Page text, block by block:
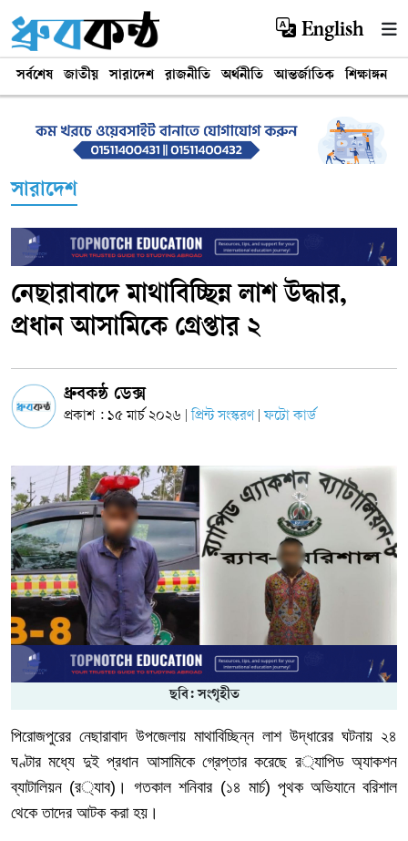
English
সর্বশেষ জাতীয় সারাদেশ রাজনীতি অর্থনীতি আন্তর্জাতিক শিক্ষাঙ্গন
সারাদেশ
নেছারাবাদে মাথাবিচ্ছিন্ন লাশ উদ্ধার,
প্রধান আসামিকে গ্রেপ্তার ২
ধ্রুবকন্ঠ ডেক্স
প্রকাশ : ১৫ মার্চ ২০২৬ প্রিন্ট সংস্করণ ফটো কার্ড
ছবি: সংগৃহীত
পিরোজপুরের নেছারাবাদ উপজেলায় মাথাবিচ্ছিন্ন লাশ উদ্ধারের ঘটনায় ২৪
ঘণ্টার মধ্যে দুই প্রধান আসামিকে গ্রেপ্তার করেছে র‌্যাপিড অ্যাকশন
ব্যাটালিয়ন (র‌্যাব) । গতকালশনিবার (১৪ মার্চ) পৃথক অভিযানে বরিশাল
থেকে তাদের আটক করা হয়।